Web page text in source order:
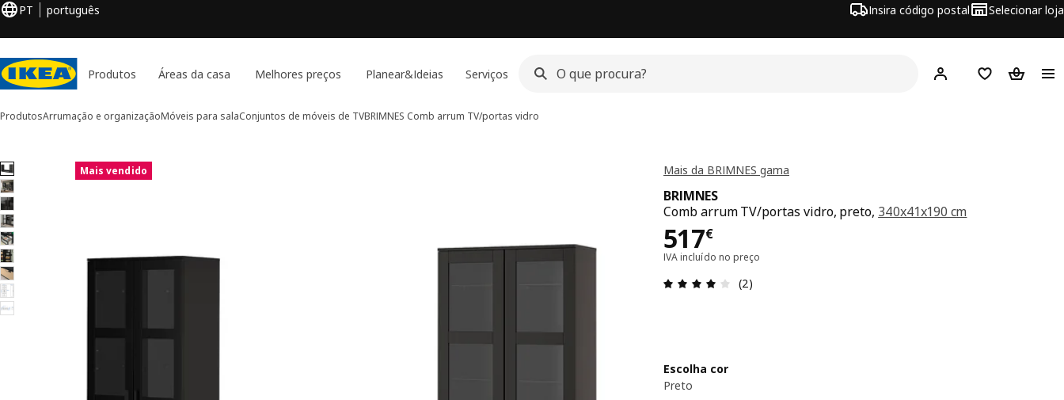
PT português Insira código postal Selecionar loja
Produtos Áreas da casa Melhores preços Planear&Ideias Serviços Hej! Inicie sessão
FavoritosCesto de
ProdutosArrumação e organizaçãoMóveis para salaConjuntos de móveis de TVBRIMNES Comb arrum TV/portas vidro
9 imagens de BRIMNES
imagens Mais vendido Mais da BRIMNES gama
BRIMNES
Comb arrum TV/portas vidro, preto, 340x41x190 cm
517€
Preço 517€
IVA incluído no preço
Avaliações: 4 de 5 estrelas. Total de comentários: 2
(2)
Escolha cor
Preto